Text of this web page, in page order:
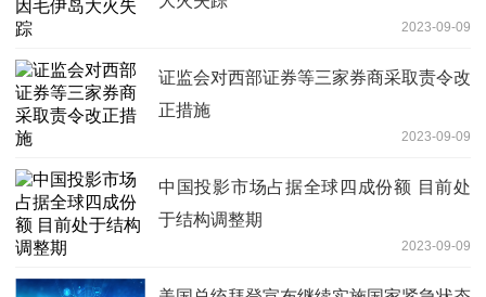
2023-09-09
证监会对西部证券等三家券商采取责令改
正措施
2023-09-09
中国投影市场占据全球四成份额 目前处
于结构调整期
2023-09-09